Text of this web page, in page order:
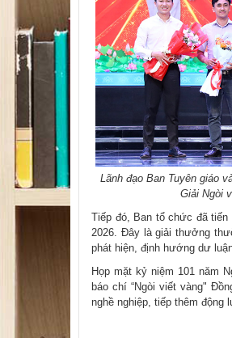
Lãnh đạo Ban Tuyên giáo
Giải Ngòi
Tiếp đó, Ban tổ chức đã tiến
2026. Đây là giải thưởng
phát hiện, định hướng dư
Họp mặt kỷ niệm 101 năm
báo chí “Ngòi viết vàng"
nghề nghiệp, tiếp thêm động